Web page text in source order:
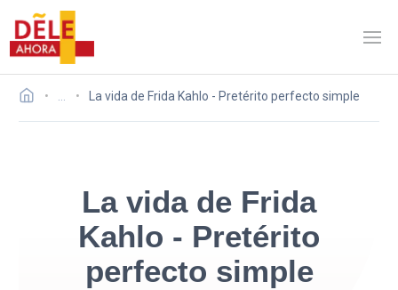
La vida de Frida Kahlo - Pretérito perfecto simple
La vida de Frida
Kahlo - Pretérito
perfecto simple